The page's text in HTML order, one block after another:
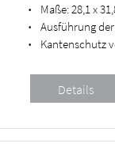
• Maße:28,1 x
• Ausführung
• Kantenschutz